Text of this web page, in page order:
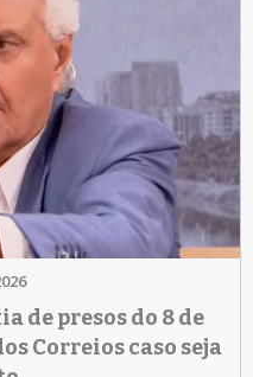
de presos do 8 de
Correios caso seja